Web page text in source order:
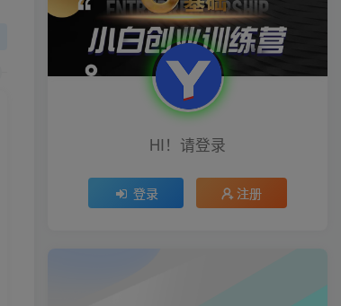
HI！请登录
登录 注册